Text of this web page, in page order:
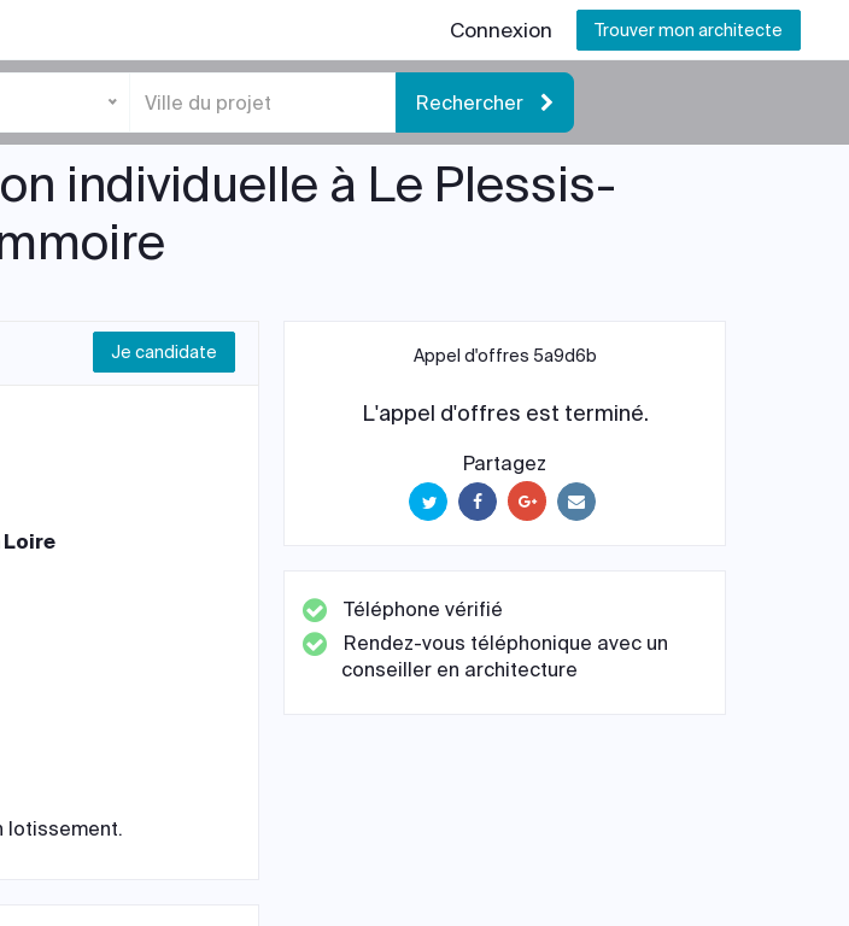
Connexion Trouver mon architecte
Rechercher
individuelle à Le Plessis-
Appel d'offres 5a9d6b
L'appel d'offres est terminé.
Partagez
Téléphone vérifié
Rendez-vous téléphonique avec un
conseiller en architecture
Je candidate
Loire
lotissement.